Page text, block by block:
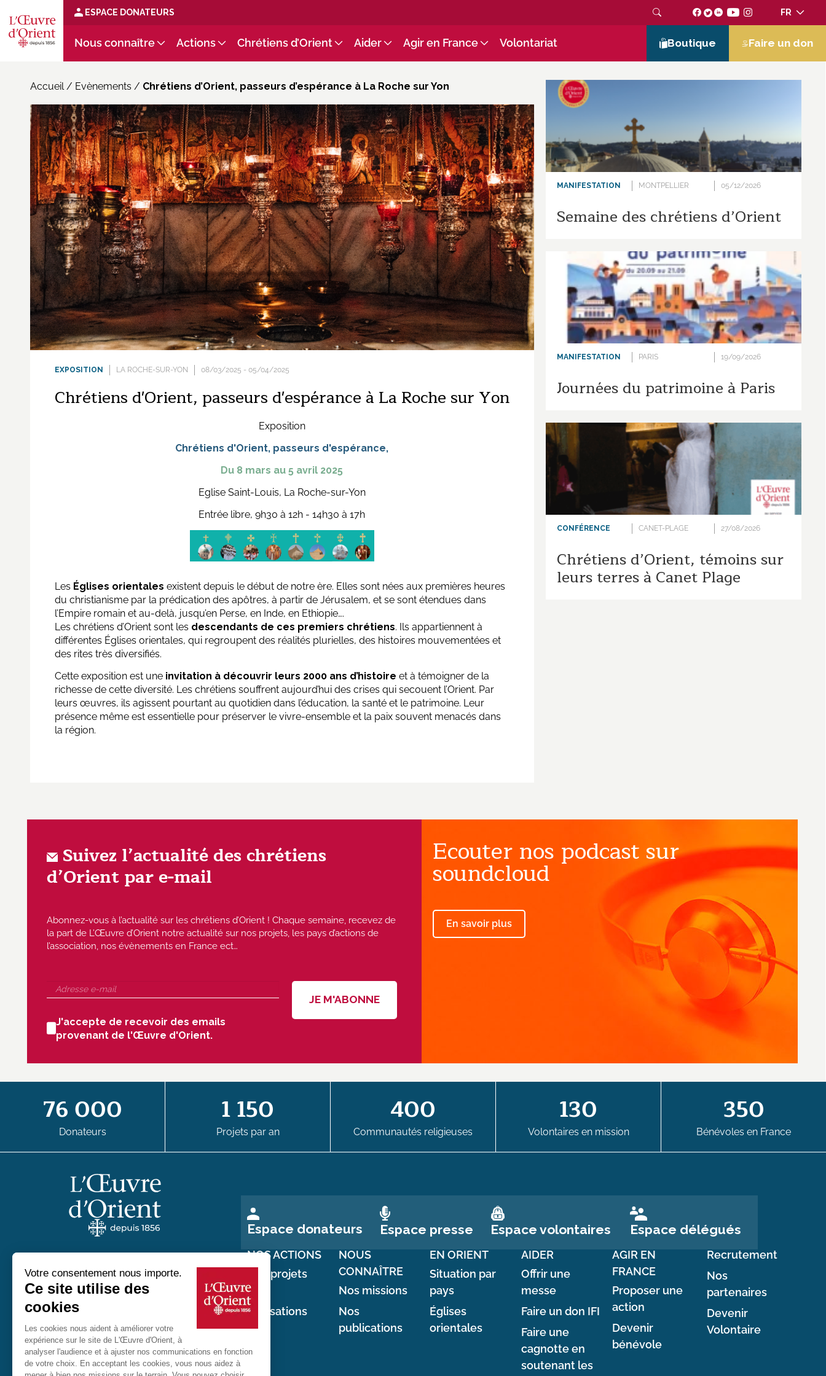
ESPACE DONATEURS FR
Nous connaître Actions Chrétiens d’Orient Aider Agir en France Volontariat Boutique Faire un don
Accueil/ Evènements / Chrétiens d’Orient, passeurs d’espérance à La Roche sur Yon
EXPOSITION LA ROCHE-SUR-YON 08/03/2025 - 05/04/2025
Chrétiens d'Orient, passeurs d'espérance à La Roche sur Yon
Exposition
Chrétiens d'Orient, passeurs d'espérance,
Du 8 mars au 5 avril 2025
Eglise Saint-Louis, La Roche-sur-Yon
Entrée libre, 9h30 à 12h - 14h30 à 17h
Les Églises orientales existent depuis le début de notre ère. Elles sont nées aux premières heures
du christianisme par la prédication des apôtres, à partir de Jérusalem, et se sont étendues dans
l’Empire romain et au-delà, jusqu’en Perse, en Inde, en Ethiopie….
Les chrétiens d’Orient sont les descendants de ces premiers chrétiens. Ils appartiennent à
différentes Églises orientales, qui regroupent des réalités plurielles, des histoires mouvementées et
des rites très diversifiés.
Cette exposition est une invitation à découvrir leurs 2000 ans d’histoire et à témoigner de la
richesse de cette diversité. Les chrétiens souffrent aujourd’hui des crises qui secouent l’Orient. Par
leurs œuvres, ils agissent pourtant au quotidien dans l’éducation, la santé et le patrimoine. Leur
présence même est essentielle pour préserver le vivre-ensemble et la paix souvent menacés dans
la région.
MANIFESTATION MONTPELLIER 05/12/2026
Semaine des chrétiens d’Orient
MANIFESTATION PARIS 19/09/2026
Journées du patrimoine à Paris
CONFÉRENCE CANET-PLAGE 27/08/2026
Chrétiens d’Orient, témoins sur
leurs terres à Canet Plage
Suivez l’actualité des chrétiens
d’Orient par e-mail
Abonnez-vous à l’actualité sur les chrétiens d’Orient ! Chaque semaine, recevez de
la part de L’Œuvre d’Orient notre actualité sur nos projets, les pays d’actions de
l’association, nos évènements en France ect…
J'accepte de recevoir des emails
provenant de l'Œuvre d'Orient.
Ecouter nos podcast sur
soundcloud
En savoir plus
76 000
Donateurs
1 150
Projets par an
400
Communautés religieuses
130
Volontaires en mission
350
Bénévoles en France
Espace donateurs Espace presse Espace volontaires Espace délégués
NOS ACTIONS
Nos projets
Nos
réalisations
NOUS
CONNAÎTRE
Nos missions
Nos
publications
EN ORIENT
Situation par
pays
Églises
orientales
AIDER
Offrir une
messe
Faire un don IFI
Faire une
cagnotte en
soutenant les
AGIR EN
FRANCE
Proposer une
action
Devenir
bénévole
Recrutement
Nos
partenaires
Devenir
Volontaire
Au service des chrétiens d'Orient
01 45 48 54 46
Contactez-nous